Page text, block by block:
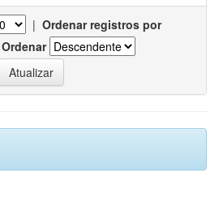
| Ordenar registros por
Ordenar